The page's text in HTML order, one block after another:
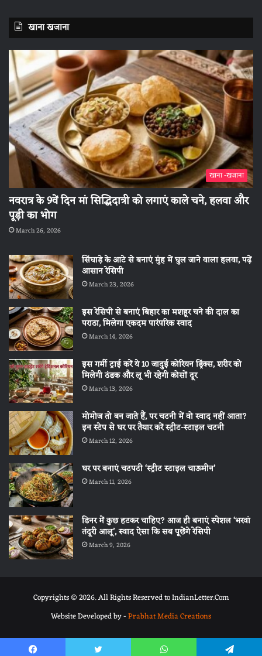
खाना खजाना
खाना -खजाना
नवरात्र के 9वें दिन मां सिद्धिदात्री को लगाएं काले चने, हलवा और
पूड़ी का भोग
March 26, 2026
सिंघाड़े के आटे से बनाएं मुंह में घुल जाने वाला हलवा, पढ़ें
आसान रेसिपी
March 23, 2026
इस रेसिपी से बनाएं बिहार का मशहूर चने की दाल का
पराठा, मिलेगा एकदम पारंपरिक स्वाद
March 14, 2026
इस गर्मी ट्राई करें ये 10 जादुई कोरियन ड्रिंक्स, शरीर को
मिलेगी ठंडक और लू भी रहेगी कोसों दूर
March 13, 2026
मोमोज तो बन जाते हैं, पर चटनी में वो स्वाद नहीं आता?
इन स्टेप से घर पर तैयार करें स्ट्रीट-स्टाइल चटनी
March 12, 2026
घर पर बनाएं चटपटी ‘स्ट्रीट स्टाइल चाऊमीन’
March 11, 2026
डिनर में कुछ हटकर चाहिए? आज ही बनाएं स्पेशल ‘भरवां
तंदूरी आलू’, स्वाद ऐसा कि सब पूछेंगे रेसिपी
March 9, 2026
Copyrights © 2026. All Rights Reserved to IndianLetter.Com
Website Developed by -Prabhat Media Creations